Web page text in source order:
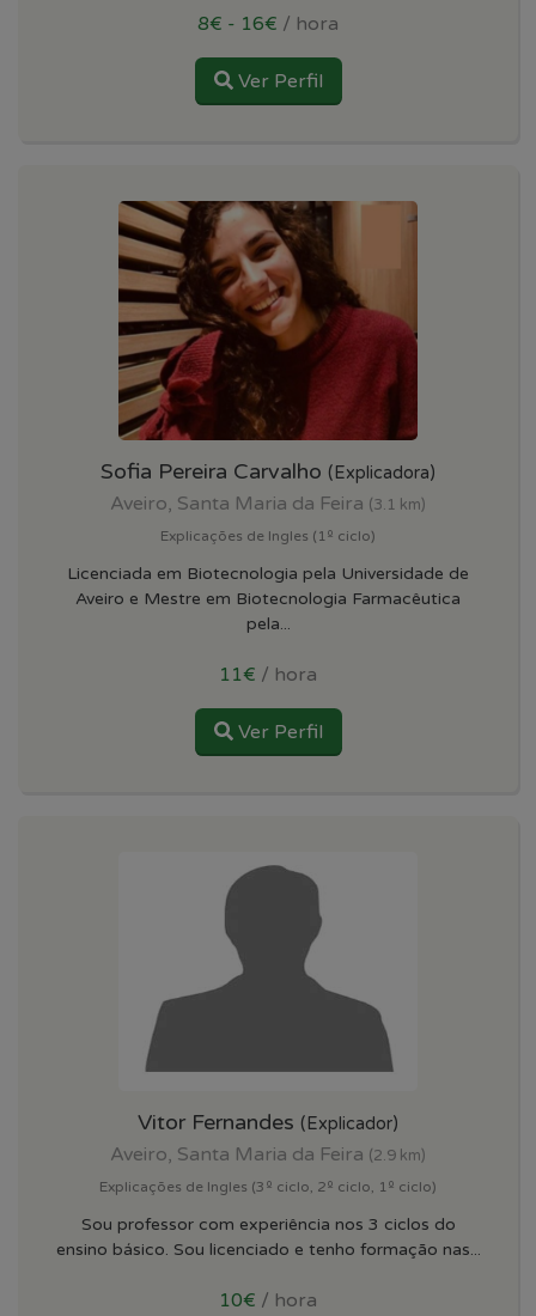
8€ - 16€ / hora
Ver Perfil
Sofia Pereira Carvalho (Explicadora)
Aveiro, Santa Maria da Feira (3.1 km)
Explicações de Ingles (1º ciclo)
Licenciada em Biotecnologia pela Universidade de
Aveiro e Mestre em Biotecnologia Farmacêutica
pela...
11€ / hora
Ver Perfil
Vitor Fernandes (Explicador)
Aveiro, Santa Maria da Feira (2.9 km)
Explicações de Ingles (3º ciclo, 2º ciclo, 1º ciclo)
Sou professor com experiência nos 3 ciclos do
ensino básico. Sou licenciado e tenho formação nas...
10€ / hora